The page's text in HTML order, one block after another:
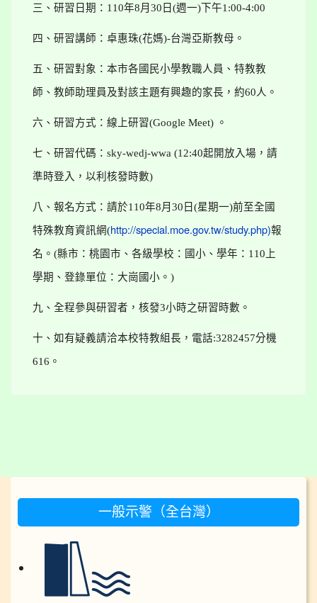
三、研習日期： 110年8月 30 日 (週一)下午1:00-4:00
四、研習講師：卓惠珠(花媽)-台灣亞斯教母。
五、研習對象：本市各國民小學教職人員、特教教
師、教師助理員及對該主題有興趣的家長，約60人。
六、研習方式：線上研習(Google Meet) 。
七、研習代碼： sky-wedj-wwa (12:40起開放入場，請
準時登入，以利核發時數)
八、報名方式：請於110年8月 30 日 (星期一)前至全國
特殊教育資訊網(http://special.moe.gov.tw/study.php)報
名。 (縣市：桃園市、各級學校：國小、學年： 110 上
學期、登錄單位：大崗國小。 )
九、全程參與研習者，核發3小時之研習時數。
十、如有疑義請洽本校特教組長，電話:3282457分機
616 。
一般示警（全台灣）